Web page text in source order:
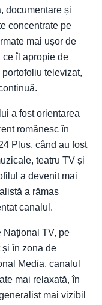
documentare și
concentrate pe
mai ușor de
ce îl apropie de
televizat,
a fost orientarea
românesc în
Plus, când au fost
teatru TV și
a devenit mai
a rămas
canalul.
Național TV, pe
și în zona de
Media, canalul
mai relaxată, în
mai vizibil